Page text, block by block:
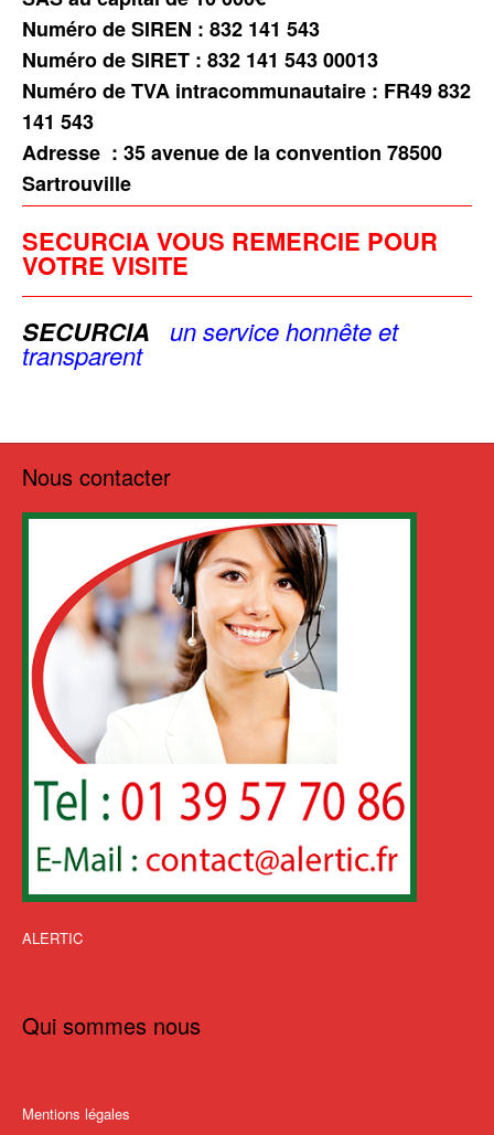
Numéro de SIREN : 832 141 543
Numéro de SIRET : 832 141 543 00013
Numéro de TVA intracommunautaire : FR49 832
141 543
Adresse : 35 avenue de la convention 78500
Sartrouville
SECURCIA VOUS REMERCIE POUR
VOTRE VISITE
SECURCIA
un servicehonnête et
transparent
Nous contacter
ALERTIC
Qui sommes nous
Mentions légales